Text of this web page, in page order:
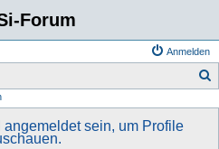
Forum
Anmelden
angemeldet sein, um Profile